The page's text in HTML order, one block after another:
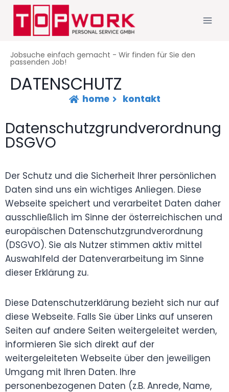
Jobsuche einfach gemacht - Wir finden für Sie den
passenden Job!
DATENSCHUTZ
home kontakt
Datenschutzgrundverordnung
DSGVO
Der Schutz und die Sicherheit Ihrer persönlichen
Daten sind uns ein wichtiges Anliegen. Diese
Webseite speichert und verarbeitet Daten daher
ausschließlich im Sinne der österreichischen und
europäischen Datenschutzgrundverordnung
(DSGVO). Sie als Nutzer stimmen aktiv mittel
Auswahlfeld der Datenverarbeitung im Sinne
dieser Erklärung zu.
Diese Datenschutzerklärung bezieht sich nur auf
diese Webseite. Falls Sie über Links auf unseren
Seiten auf andere Seiten weitergeleitet werden,
informieren Sie sich direkt auf der
weitergeleiteten Webseite über den jeweiligen
Umgang mit Ihren Daten. Ihre
personenbezogenen Daten (z.B. Anrede, Name,